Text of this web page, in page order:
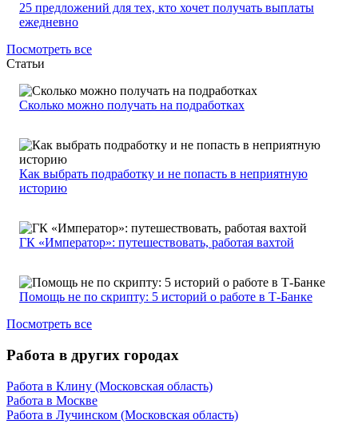
25 предложений для тех, кто хочет получать выплаты
ежедневно
Посмотреть все
Статьи
Сколько можно получать на подработках
Как выбрать подработку и не попасть в неприятную
историю
ГК «Император»: путешествовать, работая вахтой
Помощь не по скрипту: 5 историй о работе в Т-Банке
Посмотреть все
Работа в других городах
Работа в Клину (Московская область)
Работа в Москве
Работа в Лучинском (Московская область)